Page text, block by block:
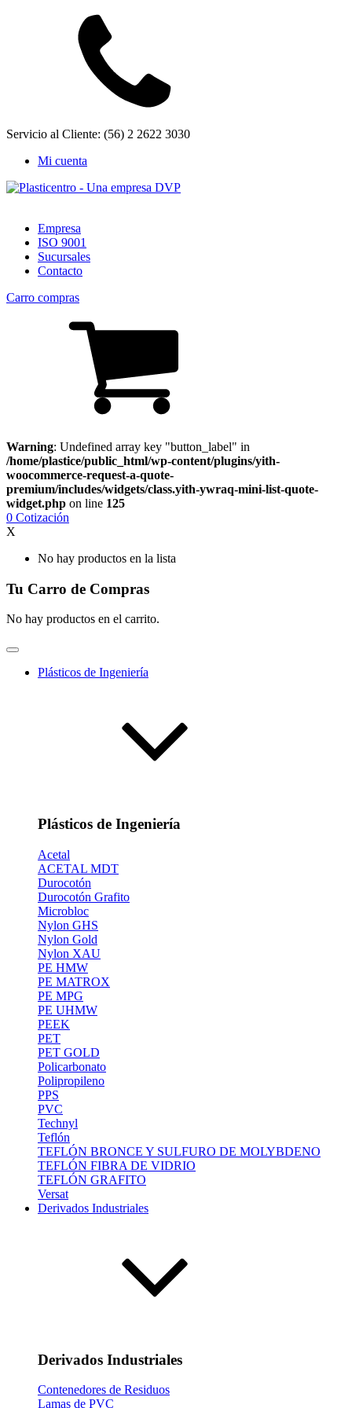
Servicio al Cliente: (56) 2 2622 3030
Mi cuenta
Empresa
ISO 9001
Sucursales
Contacto
Carro compras
Warning: Undefined array key "button_label" in
/home/plastice/public_html/wp-content/plugins/yith-
woocommerce-request-a-quote-
premium/includes/widgets/class.yith-ywraq-mini-list-quote-
widget.php on line 125
0 Cotización
X
No hay productos en la lista
Tu Carro de Compras
No hay productos en el carrito.
Plásticos de Ingeniería
Plásticos de Ingeniería
Acetal
ACETAL MDT
Durocotón
Durocotón Grafito
Microbloc
Nylon GHS
Nylon Gold
Nylon XAU
PE HMW
PE MATROX
PE MPG
PE UHMW
PEEK
PET
PET GOLD
Policarbonato
Polipropileno
PPS
PVC
Technyl
Teflón
TEFLÓN BRONCE Y SULFURO DE MOLYBDENO
TEFLÓN FIBRA DE VIDRIO
TEFLÓN GRAFITO
Versat
Derivados Industriales
Derivados Industriales
Contenedores de Residuos
Lamas de PVC